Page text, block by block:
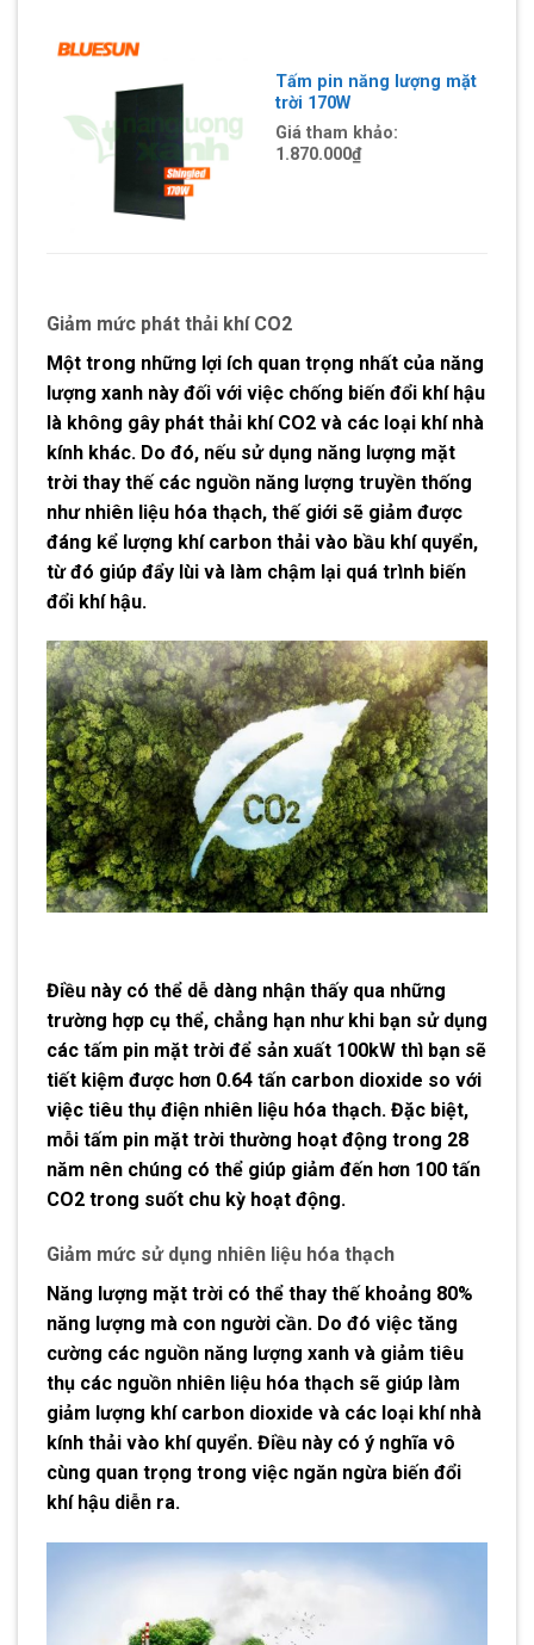
Tấm pin năng lượng mặt
trời 170W
Giá tham khảo:
1.870.000₫
Giảm mức phát thải khí CO2
Một trong những lợi ích quan trọng nhất của năng
lượng xanh này đối với việc chống biến đổi khí hậu
là không gây phát thải khí CO2 và các loại khí nhà
kính khác. Do đó, nếu sử dụng năng lượng mặt
trời thay thế các nguồn năng lượng truyền thống
như nhiên liệu hóa thạch, thế giới sẽ giảm được
đáng kể lượng khí carbon thải vào bầu khí quyển,
từ đó giúp đẩy lùi và làm chậm lại quá trình biến
đổi khí hậu.
Điều này có thể dễ dàng nhận thấy qua những
trường hợp cụ thể, chẳng hạn như khi bạn sử dụng
các tấm pin mặt trời để sản xuất 100kW thì bạn sẽ
tiết kiệm được hơn 0.64 tấn carbon dioxide so với
việc tiêu thụ điện nhiên liệu hóa thạch. Đặc biệt,
mỗi tấm pin mặt trời thường hoạt động trong 28
năm nên chúng có thể giúp giảm đến hơn 100 tấn
CO2 trong suốt chu kỳ hoạt động.
Giảm mức sử dụng nhiên liệu hóa thạch
Năng lượng mặt trời có thể thay thế khoảng 80%
năng lượng mà con người cần. Do đó việc tăng
cường các nguồn năng lượng xanh và giảm tiêu
thụ các nguồn nhiên liệu hóa thạch sẽ giúp làm
giảm lượng khí carbon dioxide và các loại khí nhà
kính thải vào khí quyển. Điều này có ý nghĩa vô
cùng quan trọng trong việc ngăn ngừa biến đổi
khí hậu diễn ra.